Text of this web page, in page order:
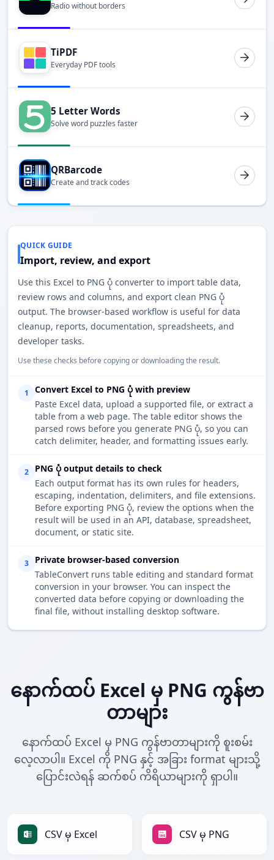
Radio without borders
TiPDF
Everyday PDF tools
5 Letter Words
Solve word puzzles faster
QRBarcode
Create and track codes
QUICK GUIDE
Import, review, and export
Use this Excel to PNG ပုံ converter to import table data,
review rows and columns, and export clean PNG ပုံ
output. The browser-based workflow is useful for data
cleanup, reports, documentation, spreadsheets, and
developer tasks.
Use these checks before copying or downloading the result.
1
Convert Excel to PNG ပုံ with preview
Paste Excel data, upload a supported file, or extract a
table from a web page. The table editor shows the
parsed rows before you generate PNG ပုံ, so you can
catch delimiter, header, and formatting issues early.
2
PNG ပုံ output details to check
Each output format has its own rules for headers,
escaping, indentation, delimiters, and file extensions.
Before exporting PNG ပုံ, review the options when the
result will be used in an API, database, spreadsheet,
document, or static site.
3
Private browser-based conversion
TableConvert runs table editing and standard format
conversion in your browser. You can inspect the
converted data before copying or downloading the
final file, without installing desktop software.
နောက်ထပ် Excel မှ PNG ကွန်ဗာ
တာများ
နောက်ထပ် Excel မှ PNG ကွန်ဗာတာများကို စူးစမ်း
လေ့လာပါ။ Excel ကို PNG နှင့် အခြား format များသို့
ပြောင်းလဲရန် ဆက်စပ် ကိရိယာများကို ရှာပါ။
CSV မှ Excel CSV မှ PNG